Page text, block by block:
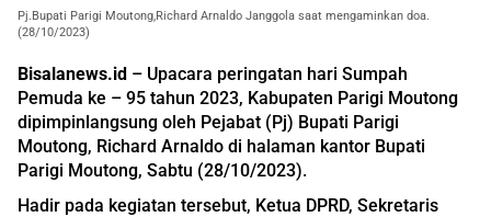
Pj.Bupati Parigi Moutong,Richard Arnaldo Janggola saat mengaminkan doa.
(28/10/2023)
Bisalanews.id – Upacara peringatan hari Sumpah
Pemuda ke – 95 tahun 2023, Kabupaten Parigi Moutong
dipimpinlangsung oleh Pejabat (Pj) Bupati Parigi
Moutong, Richard Arnaldo di halaman kantor Bupati
Parigi Moutong, Sabtu (28/10/2023).
Hadir pada kegiatan tersebut, Ketua DPRD, Sekretaris